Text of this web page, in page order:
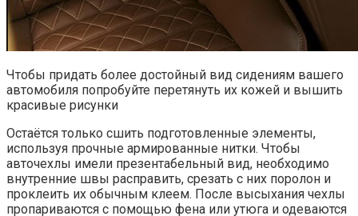
Чтобы придать более достойный вид сидениям вашего
автомобиля попробуйте перетянуть их кожей и вышить
красивые рисунки
Остаётся только сшить подготовленные элементы,
используя прочные армированные нитки. Чтобы
авточехлы имели презентабельный вид, необходимо
внутренние швы расправить, срезать с них поролон и
проклеить их обычным клеем. После высыхания чехлы
пропариваются с помощью фена или утюга и одеваются